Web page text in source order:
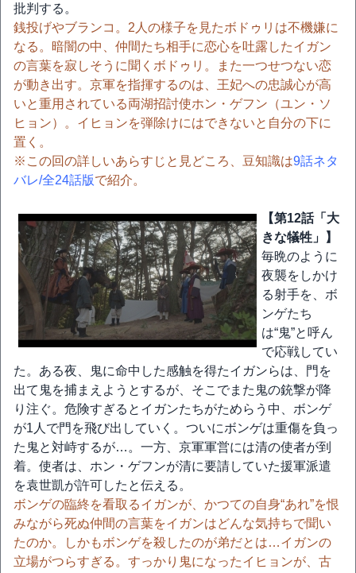
批判する。
銭投げやブランコ。2人の様子を見たボドゥリは不機嫌に
なる。暗闇の中、仲間たち相手に恋心を吐露したイガン
の言葉を寂しそうに聞くボドゥリ。また一つせつない恋
が動き出す。京軍を指揮するのは、王妃への忠誠心が高
いと重用されている両湖招討使ホン・ゲフン（ユン・ソ
ヒョン）。イヒョンを弾除けにはできないと自分の下に
置く。
※この回の詳しいあらすじと見どころ、豆知識は9話ネタ
バレ/全24話版で紹介。
【第12話「大
きな犠牲」】
毎晩のように
夜襲をしかけ
る射手を、ボ
ンゲたち
は“鬼”と呼ん
で応戦してい
た。ある夜、鬼に命中した感触を得たイガンらは、門を
出て鬼を捕まえようとするが、そこでまた鬼の銃撃が降
り注ぐ。危険すぎるとイガンたちがためらう中、ボンゲ
が1人で門を飛び出していく。ついにボンゲは重傷を負っ
た鬼と対峙するが…。一方、京軍軍営には清の使者が到
着。使者は、ホン・ゲフンが清に要請していた援軍派遣
を袁世凱が許可したと伝える。
ボンゲの臨終を看取るイガンが、かつての自身“あれ”を恨
みながら死ぬ仲間の言葉をイガンはどんな気持ちで聞い
たのか。しかもボンゲを殺したのが弟だとは…イガンの
立場がつらすぎる。すっかり鬼になったイヒョンが、古